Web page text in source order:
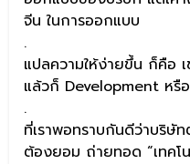
จีน ในการออกแบบ
.
แปลความให้ง่ายขึ้น ก็คือ
แล้วก็ Development หรื
.
ที่เราพอทราบกันดีว่าบริษั
ต้องยอม ถ่ายทอด “เทคโ